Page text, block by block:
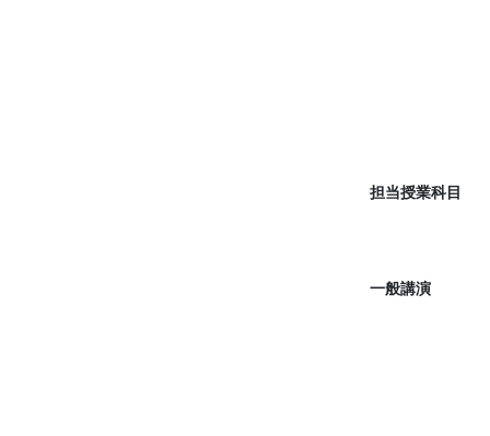
担当授業科目
一般講演